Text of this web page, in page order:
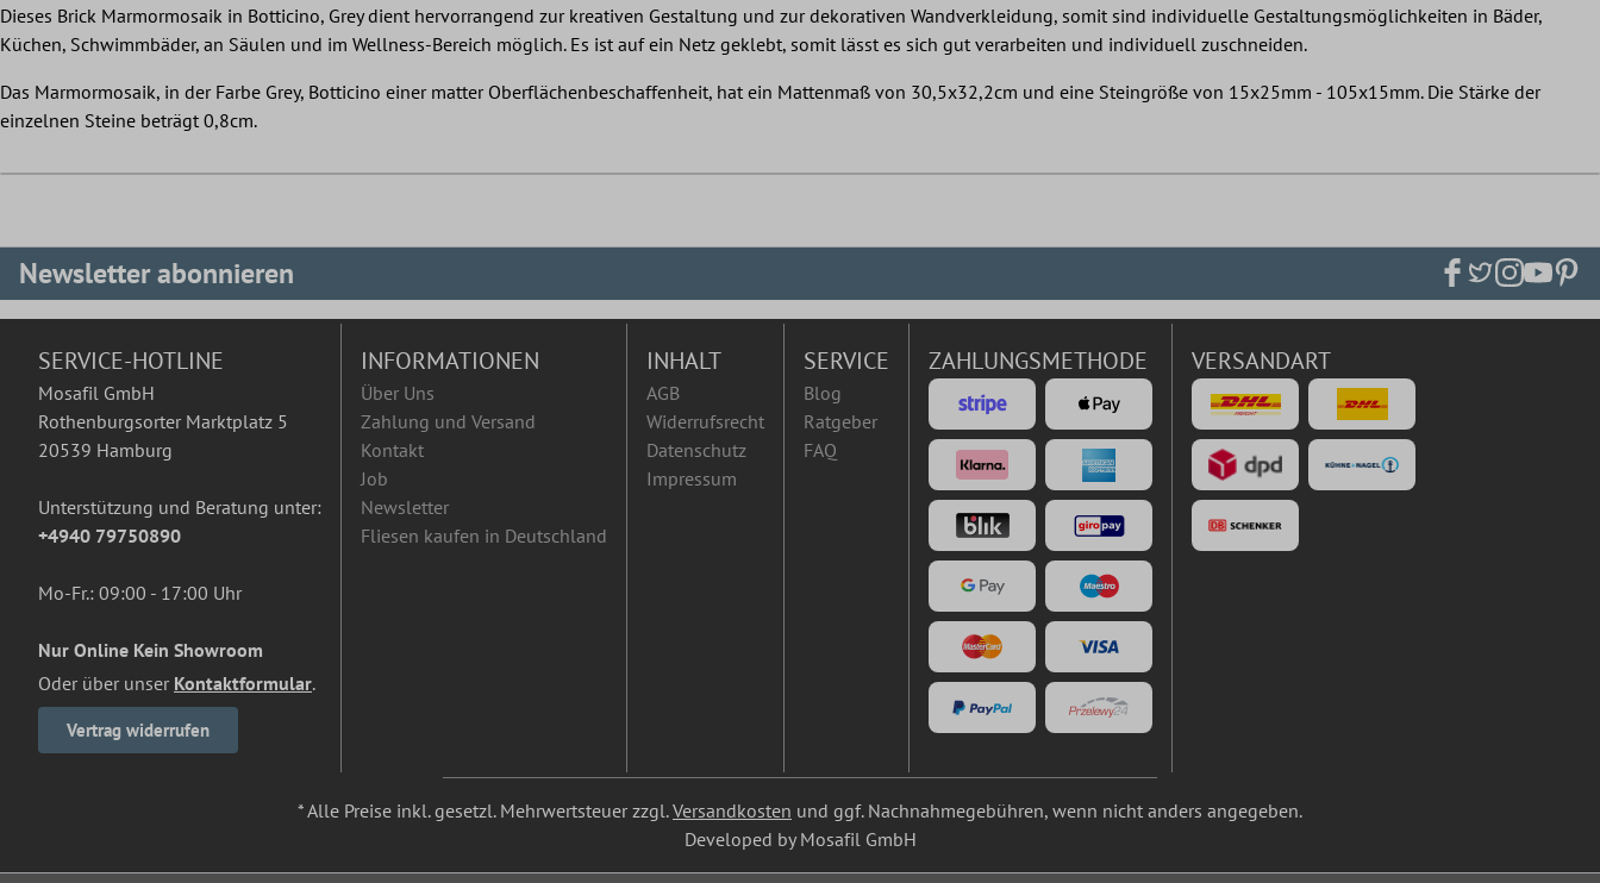
Dieses Brick Marmormosaik in Botticino, Grey dient hervorrangend zur kreativen Gestaltung und zur dekorativen Wandverkleidung, somit sind individuelle Gestaltungsmöglichkeiten in Bäder,
Küchen, Schwimmbäder, an Säulen und im Wellness-Bereich möglich. Es ist auf ein Netz geklebt, somit lässt es sich gut verarbeiten und individuell zuschneiden.
Das Marmormosaik, in der Farbe Grey, Botticino einer matter Oberflächenbeschaffenheit, hat ein Mattenmaß von 30,5x32,2cm und eine Steingröße von 15x25mm - 105x15mm. Die Stärke der
einzelnen Steine beträgt 0,8cm.
Newsletter abonnieren
SERVICE-HOTLINE
Mosafil GmbH
Rothenburgsorter Marktplatz 5
20539 Hamburg
Unterstützung und Beratung unter:
+4940 79750890
Mo-Fr.: 09:00 - 17:00 Uhr
Nur Online Kein Showroom
Oder über unser Kontaktformular.
Vertrag widerrufen
INFORMATIONEN
Über Uns
Zahlung und Versand
Kontakt
Job
Newsletter
Fliesen kaufen in Deutschland
INHALT
AGB
Widerrufsrecht
Datenschutz
Impressum
SERVICE
Blog
Ratgeber
FAQ
ZAHLUNGSMETHODE VERSANDART
* Alle Preise inkl. gesetzl. Mehrwertsteuer zzgl.Versandkosten und ggf. Nachnahmegebühren, wenn nicht anders angegeben.
Developed by Mosafil GmbH